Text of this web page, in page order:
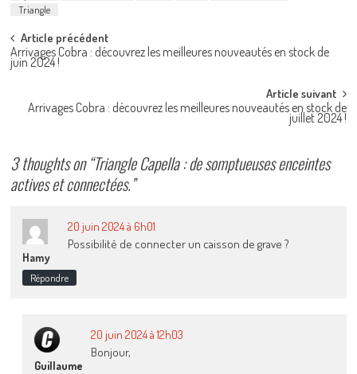
Triangle
Post
navigation
Article précédent
Arrivages Cobra : découvrez les meilleures nouveautés en stock de
juin 2024 !
Article suivant
Arrivages Cobra : découvrez les meilleures nouveautés en stock de
juillet 2024 !
3 thoughts on “Triangle Capella : de somptueuses enceintes
actives et connectées.”
Hamy
20 juin 2024 à 6h01
Possibilité de connecter un caisson de grave ?
Répondre
Guillaume
20 juin 2024 à 12h03
Bonjour,